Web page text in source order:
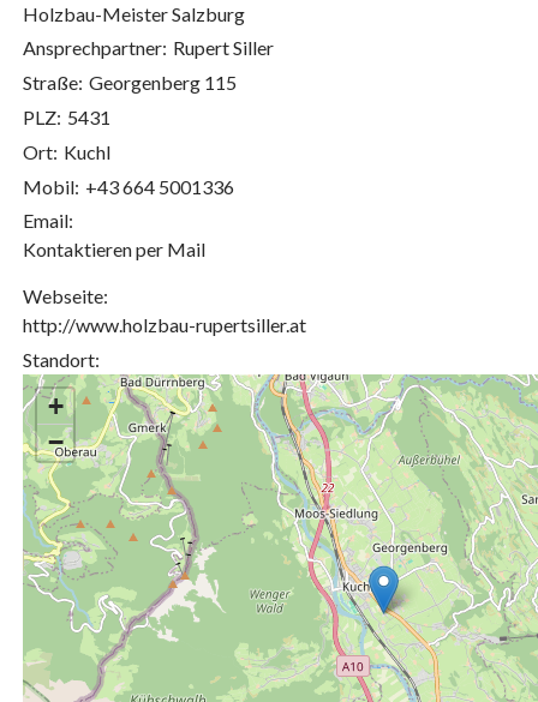
Holzbau-Meister Salzburg
Ansprechpartner: Rupert Siller
Straße: Georgenberg 115
PLZ: 5431
Ort: Kuchl
Mobil: +43 664 5001336
Email:
Kontaktieren per Mail
Webseite:
http://www.holzbau-rupertsiller.at
Standort:
+
−